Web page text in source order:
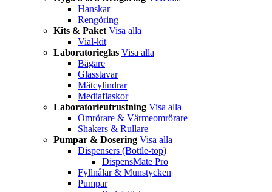
Hanskar
Rengöring
Kits & Paket Visa alla
Vial-kit
Laboratorieglas Visa alla
Bägare
Glasstavar
Mätcylindrar
Mediaflaskor
Laboratorieutrustning Visa alla
Omrörare & Värmeomrörare
Shakers & Rullare
Pumpar & Dosering Visa alla
Dispensers (Bottle-top)
DispensMate Pro
Fyllnålar & Munstycken
Pumpar